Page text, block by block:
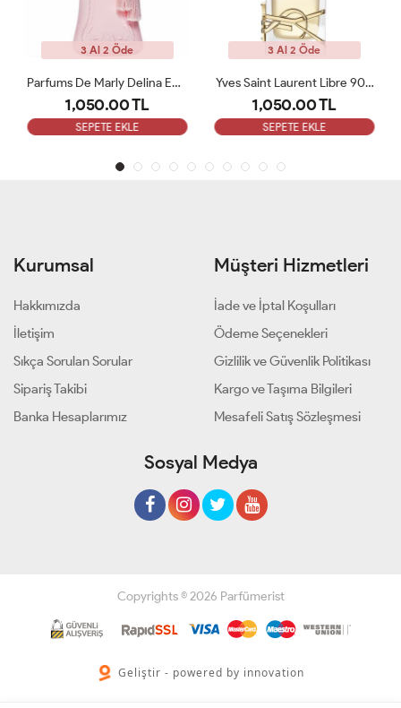
3 Al 2 Öde
Yves Saint Laurent Libre 90 ML Bayan Tester Parfüm
1,050.00 TL
SEPETE EKLE
3 Al 2 Öde
Maison Francis Kurkdjian Baccarat Rouge 540 Etrait De 70ml Bayan Tester Parfüm
1,050.00 TL
SEPETE EKLE
Kurumsal
Hakkımızda
İletişim
Sıkça Sorulan Sorular
Sipariş Takibi
Banka Hesaplarımız
Müşteri Hizmetleri
İade ve İptal Koşulları
Ödeme Seçenekleri
Gizlilik ve Güvenlik Politikası
Kargo ve Taşıma Bilgileri
Mesafeli Satış Sözleşmesi
Sosyal Medya
Copyrights © 2026 Parfümerist
Geliştir - powered by innovation